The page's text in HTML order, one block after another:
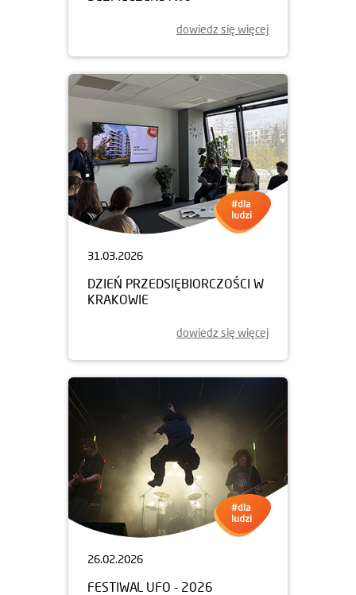
dowiedz się więcej
31.03.2026
DZIEŃ PRZEDSIĘBIORCZOŚCI W
KRAKOWIE
dowiedz się więcej
26.02.2026
FESTIWAL UFO - 2026